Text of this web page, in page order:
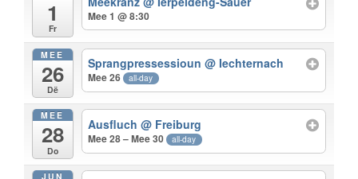
1
Fr
Mee 1 @ 8:30
MEE
26
Dë
Sprangpressessioun@ Iechternach
Mee 26 all-day
MEE
28
Do
Ausfluch@ Freiburg
Mee 28 – Mee 30 all-day
JUN